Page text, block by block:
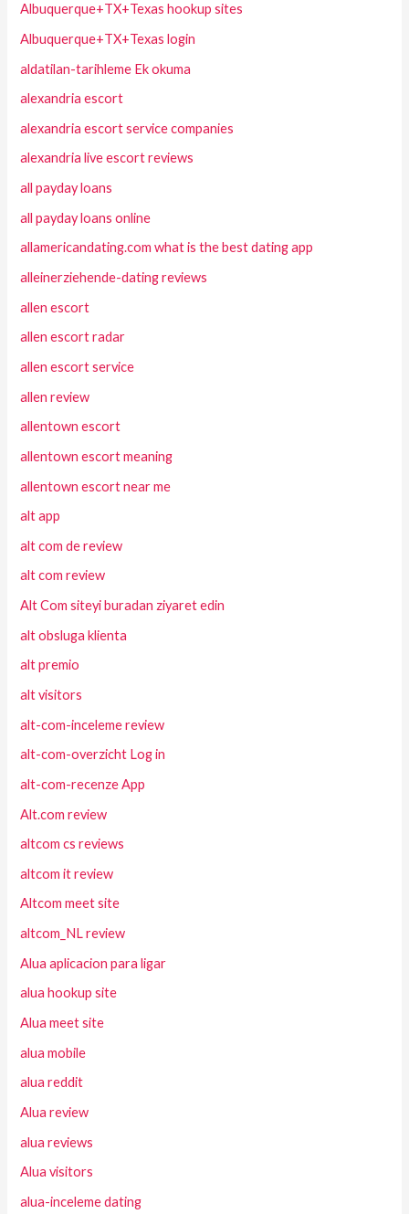
Albuquerque+TX+Texas hookup sites
Albuquerque+TX+Texas login
aldatilan-tarihleme Ek okuma
alexandria escort
alexandria escort service companies
alexandria live escort reviews
all payday loans
all payday loans online
allamericandating.com what is the best dating app
alleinerziehende-dating reviews
allen escort
allen escort radar
allen escort service
allen review
allentown escort
allentown escort meaning
allentown escort near me
alt app
alt com de review
alt com review
Alt Com siteyi buradan ziyaret edin
alt obsluga klienta
alt premio
alt visitors
alt-com-inceleme review
alt-com-overzicht Log in
alt-com-recenze App
Alt.com review
altcom cs reviews
altcom it review
Altcom meet site
altcom_NL review
Alua aplicacion para ligar
alua hookup site
Alua meet site
alua mobile
alua reddit
Alua review
alua reviews
Alua visitors
alua-inceleme dating